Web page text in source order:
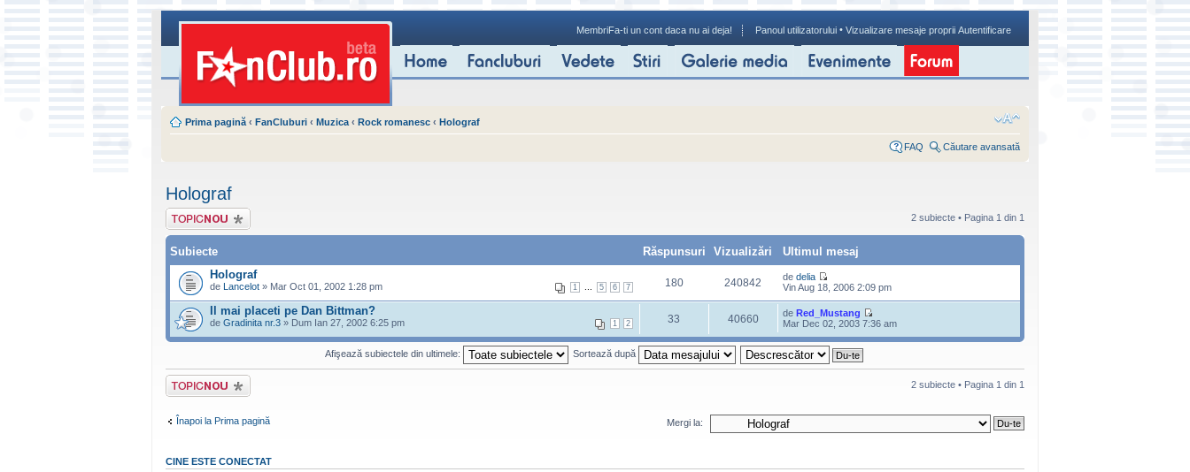
MembriFa-ti un cont daca nu ai deja! Panoul utilizatorului • Vizualizare mesaje proprii Autentificare
Prima pagină ‹ FanCluburi ‹ Muzica ‹ Rock romanesc ‹ Holograf
FAQ Căutare avansată
Holograf
Scrie un subiect
nou
2 subiecte • Pagina 1 din 1
Subiecte Răspunsuri Vizualizări
Ultimul mesaj
Holograf
1 5 6 7
de Lancelot » Mar Oct 01, 2002 1:28 pm 180 240842 de delia
Vin Aug 18, 2006 2:09 pm
Il mai placeti pe Dan Bittman?
1 2
de Gradinita nr.3 » Dum Ian 27, 2002 6:25 pm 33 40660 de Red_Mustang
Mar Dec 02, 2003 7:36 am
Afişează subiectele din ultimele: Sortează după
Scrie un subiect
nou
2 subiecte • Pagina 1 din 1
Înapoi la Prima pagină Mergi la:
CINE ESTE CONECTAT